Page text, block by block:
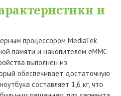
и
процессором MediaTek
памяти и накопителем eMMC
выполнен из
обеспечивает достаточную
составляет 1,6 кг, что